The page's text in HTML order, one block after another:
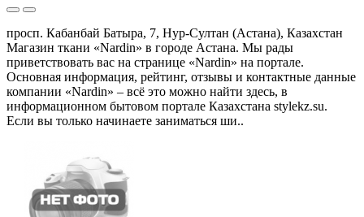
просп. Кабанбай Батыра, 7, Нур-Султан (Астана), Казахстан
Магазин ткани «Nardin» в городе Астана. Мы рады
приветствовать вас на странице «Nardin» на портале.
Основная информация, рейтинг, отзывы и контактные данные
компании «Nardin» – всё это можно найти здесь, в
информационном бытовом портале Казахстана stylekz.su.
Если вы только начинаете заниматься ши..